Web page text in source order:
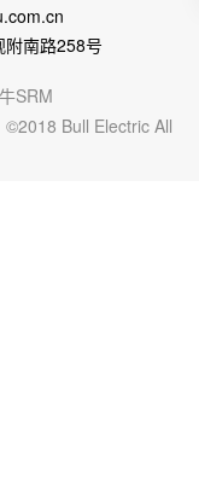
南路258号
SRM
©2018 Bull Electric All